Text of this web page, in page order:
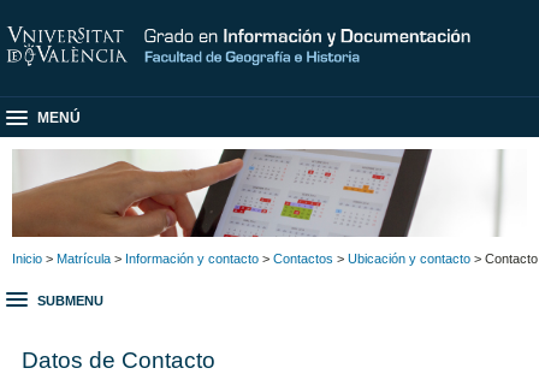
MENÚ
Inicio > Matrícula > Información y contacto > Contactos > Ubicación y contacto > Contacto
SUBMENU
Datos de Contacto